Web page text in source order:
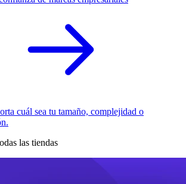
cuál sea tu tamaño, complejidad o
las tiendas